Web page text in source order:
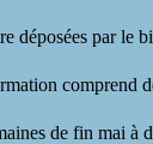
déposées par le
comprend
de fin mai à